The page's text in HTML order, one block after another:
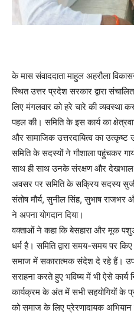
के मास संवाददाता माहुल अहरौला
स्थित उत्तर प्रदेश सरकार द्वारा
लिए मंगलवार को हरे चारे की व्यवस्था
पहल की। समिति के इस कार्य का
और सामाजिक उत्तरदायित्व का उत्कृष्ट
समिति के सदस्यों ने गौशाला पहुंचकर
साथ ही साथ उनके संरक्षण और
अवसर पर समिति के सक्रिय सदस्य
संतोष मौर्य, सुनील सिंह, सुभाष राजभर
ने अपना योगदान दिया।
वक्ताओं ने कहा कि बेसहारा और मूक
धर्म है। समिति द्वारा समय-समय पर
समाज में सकारात्मक संदेश दे रहे हैं।
सराहना करते हुए भविष्य में भी ऐसे कार्य
कार्यक्रम के अंत में सभी सहयोगियों के
को समाज के लिए प्रेरणादायक अभियान